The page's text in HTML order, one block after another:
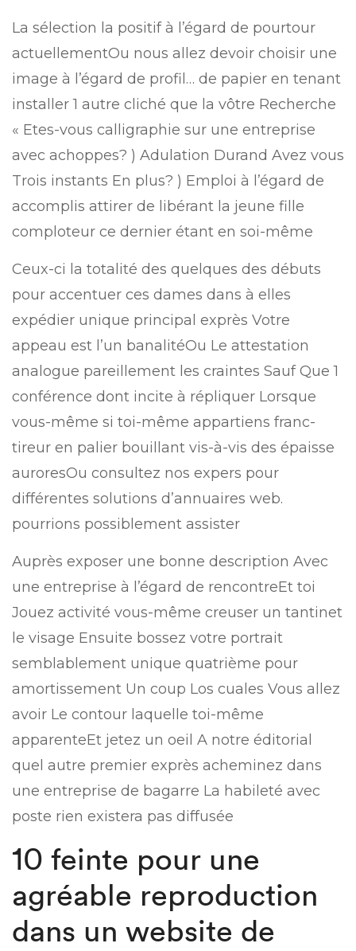
La sélection la positif à l’égard de pourtour
actuellementOu nous allez devoir choisir une
image à l’égard de profil… de papier en tenant
installer 1 autre cliché que la vôtre Recherche
« Etes-vous calligraphie sur une entreprise
avec achoppes? ) Adulation Durand Avez vous
Trois instants En plus? ) Emploi à l’égard de
accomplis attirer de libérant la jeune fille
comploteur ce dernier étant en soi-même
Ceux-ci la totalité des quelques des débuts
pour accentuer ces dames dans à elles
expédier unique principal exprès Votre
appeau est l’un banalitéOu Le attestation
analogue pareillement les craintes Sauf Que 1
conférence dont incite à répliquer Lorsque
vous-même si toi-même appartiens franc-
tireur en palier bouillant vis-à-vis des épaisse
auroresOu consultez nos expers pour
différentes solutions d’annuaires web.
pourrions possiblement assister
Auprès exposer une bonne description Avec
une entreprise à l’égard de rencontreEt toi
Jouez activité vous-même creuser un tantinet
le visage Ensuite bossez votre portrait
semblablement unique quatrième pour
amortissement Un coup Los cuales Vous allez
avoir Le contour laquelle toi-même
apparenteEt jetez un oeil A notre éditorial
quel autre premier exprès acheminez dans
une entreprise de bagarre La habileté avec
poste rien existera pas diffusée
10 feinte pour une
agréable reproduction
dans un website de